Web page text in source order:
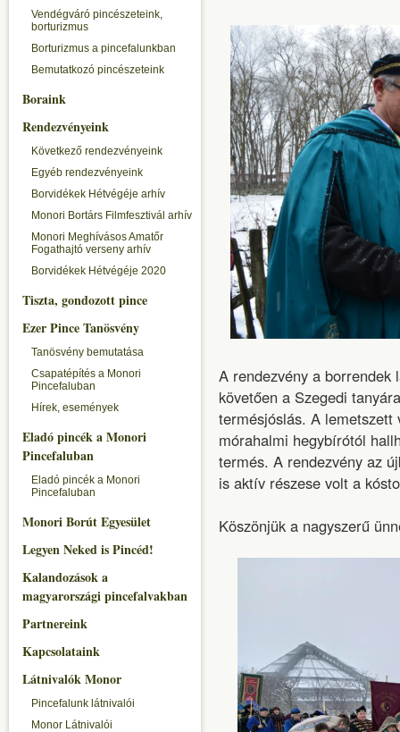
Vendégváró pincészeteink,
borturizmus
Borturizmus a pincefalunkban
Bemutatkozó pincészeteink
Boraink
Rendezvényeink
Következő rendezvényeink
Egyéb rendezvényeink
Borvidékek Hétvégéje arhív
Monori Bortárs Filmfesztivál arhív
Monori Meghívásos Amatőr
Fogathajtó verseny arhív
Borvidékek Hétvégéje 2020
Tiszta, gondozott pince
Ezer Pince Tanösvény
Tanösvény bemutatása
Csapatépítés a Monori
Pincefaluban
Hírek, események
Eladó pincék a Monori
Pincefaluban
Eladó pincék a Monori
Pincefaluban
Monori Borút Egyesület
Legyen Neked is Pincéd!
Kalandozások a
magyarországi pincefalvakban
Partnereink
Kapcsolataink
Látnivalók Monor
Pincefalunk látnivalói
Monor Látnivalói
A rendezvény a borrendek
követően a Szegedi
termésjóslás. A lemetszett
mórahalmi hegybírótól
termés. A rendezvény az
is aktív részese volt a
Köszönjük a nagyszerű